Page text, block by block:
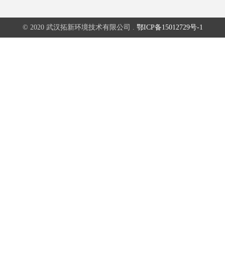
© 2020 武汉拓新环境技术有限公司 . 鄂ICP备15012729号-1